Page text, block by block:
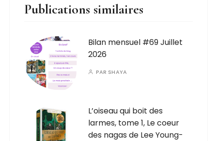
Publications similaires
Bilan mensuel #69 Juillet
2026
PAR SHAYA
L’oiseau qui boit des
larmes, tome 1, Le coeur
des nagas de Lee Young-